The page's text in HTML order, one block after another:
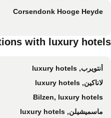
Corsendonk Hooge Heyde
with luxury
أنتويرب, luxury hotels
لاناكين, luxury hotels
Bilzen, luxury hotels
ماسميشيلن, luxury hotels